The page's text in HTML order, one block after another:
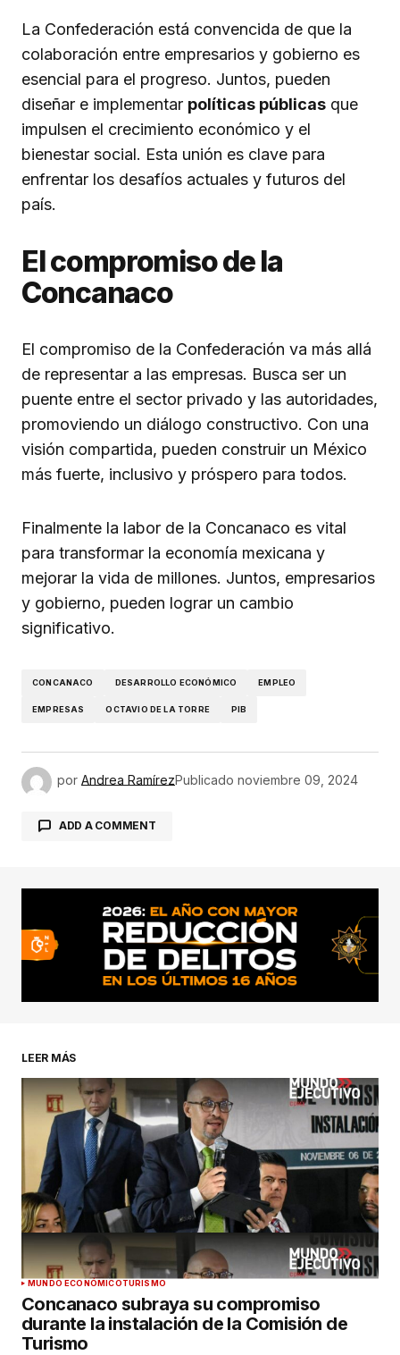
La Confederación está convencida de que la
colaboración entre empresarios y gobierno es
esencial para el progreso. Juntos, pueden
diseñar e implementar políticas públicas que
impulsen el crecimiento económico y el
bienestar social. Esta unión es clave para
enfrentar los desafíos actuales y futuros del
país.
El compromiso de la
Concanaco
El compromiso de la Confederación va más allá
de representar a las empresas. Busca ser un
puente entre el sector privado y las autoridades,
promoviendo un diálogo constructivo. Con una
visión compartida, pueden construir un México
más fuerte, inclusivo y próspero para todos.
Finalmente la labor de la Concanaco es vital
para transformar la economía mexicana y
mejorar la vida de millones. Juntos, empresarios
y gobierno, pueden lograr un cambio
significativo.
CONCANACO DESARROLLO ECONÓMICO EMPLEO
EMPRESAS OCTAVIO DE LA TORRE PIB
por Andrea RamírezPublicado noviembre 09, 2024
ADD A COMMENT
conectado
LEER MÁS
MUNDO ECONÓMICOTURISMO
Concanaco subraya su compromiso
durante la instalación de la Comisión de
Turismo